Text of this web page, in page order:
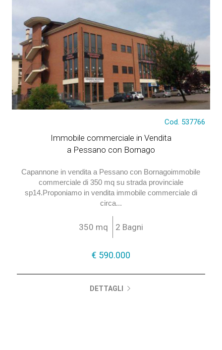
Cod. 537766
Immobile commerciale in Vendita
a Pessano con Bornago
Capannone in vendita a Pessano con Bornagoimmobile
commerciale di 350 mq su strada provinciale
sp14.Proponiamo in vendita immobile commerciale di
circa...
350 mq 2 Bagni
€ 590.000
DETTAGLI